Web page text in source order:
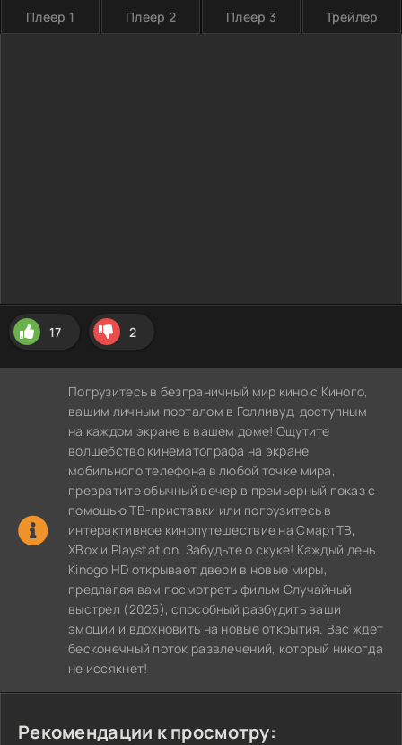
Плеер 1 Плеер 2 Плеер 3 Трейлер
17 2
Погрузитесь в безграничный мир кино с Киного,
вашим личным порталом в Голливуд, доступным
на каждом экране в вашем доме! Ощутите
волшебство кинематографа на экране
мобильного телефона в любой точке мира,
превратите обычный вечер в премьерный показ с
помощью ТВ-приставки или погрузитесь в
интерактивное кинопутешествие на СмартТВ,
XBox и Playstation. Забудьте о скуке! Каждый день
Kinogo HD открывает двери в новые миры,
предлагая вам посмотреть фильм Случайный
выстрел (2025), способный разбудить ваши
эмоции и вдохновить на новые открытия. Вас ждет
бесконечный поток развлечений, который никогда
не иссякнет!
Рекомендации к просмотру: